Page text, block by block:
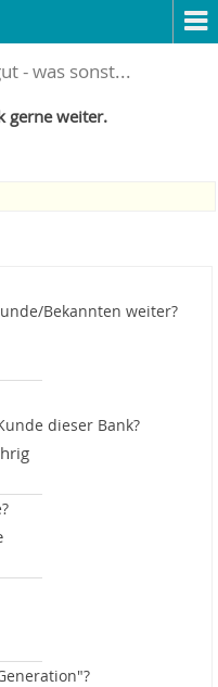
- was sonst...
gerne weiter.
Bekannten weiter?
dieser Bank?